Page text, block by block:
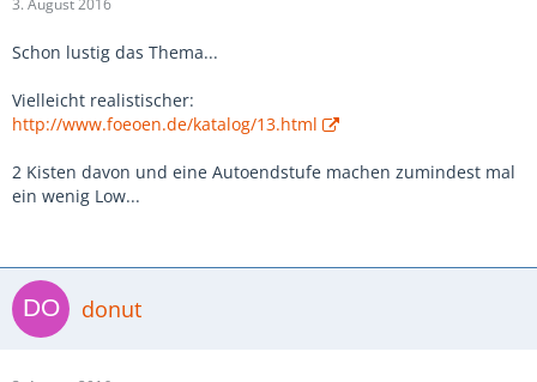
3. August 2016
Schon lustig das Thema...
Vielleicht realistischer:
http://www.foeoen.de/katalog/13.html
2 Kisten davon und eine Autoendstufe machen zumindest mal
ein wenig Low...
donut